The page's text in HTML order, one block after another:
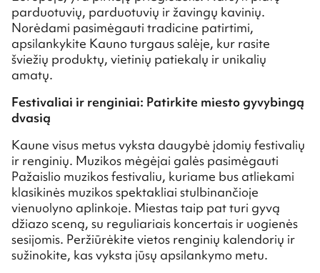
parduotuvių, parduotuvių ir žavingų kavinių.
Norėdami pasimėgauti tradicine patirtimi,
apsilankykite Kauno turgaus salėje, kur rasite
šviežių produktų, vietinių patiekalų ir unikalių
amatų.
Festivaliai ir renginiai: Patirkite miesto gyvybingą
dvasią
Kaune visus metus vyksta daugybė įdomių festivalių
ir renginių. Muzikos mėgėjai galės pasimėgauti
Pažaislio muzikos festivaliu, kuriame bus atliekami
klasikinės muzikos spektakliai stulbinančioje
vienuolyno aplinkoje. Miestas taip pat turi gyvą
džiazo sceną, su reguliariais koncertais ir uogienės
sesijomis. Peržiūrėkite vietos renginių kalendorių ir
sužinokite, kas vyksta jūsų apsilankymo metu.